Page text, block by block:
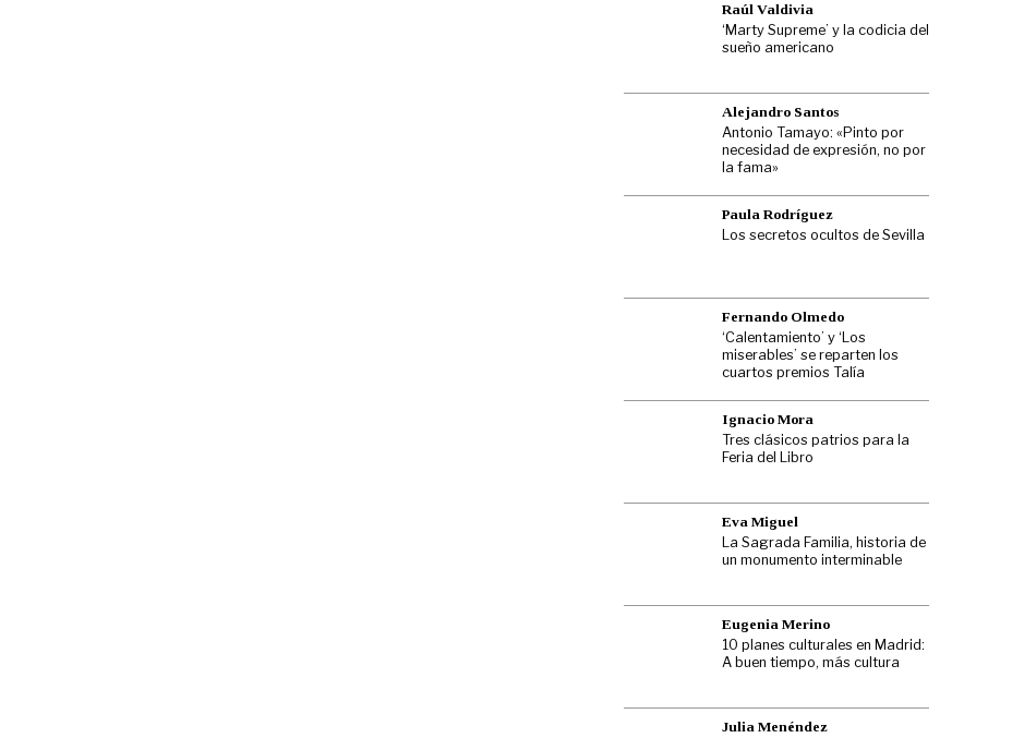
Raúl Valdivia
‘Marty Supreme’ y la codicia del
sueño americano
Alejandro Santos
Antonio Tamayo: «Pinto por
necesidad de expresión, no por
la fama»
Paula Rodríguez
Los secretos ocultos de Sevilla
Fernando Olmedo
‘Calentamiento’ y ‘Los
miserables’ se reparten los
cuartos premios Talía
Ignacio Mora
Tres clásicos patrios para la
Feria del Libro
Eva Miguel
La Sagrada Familia, historia de
un monumento interminable
Eugenia Merino
10 planes culturales en Madrid:
A buen tiempo, más cultura
Julia Menéndez